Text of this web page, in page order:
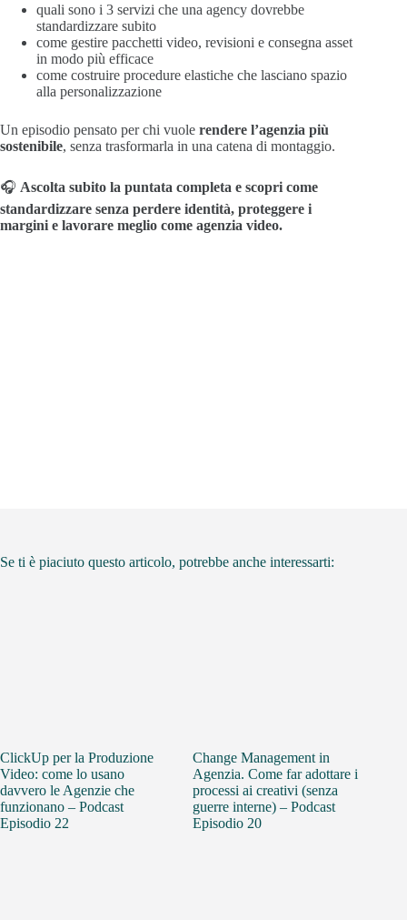
quali sono i 3 servizi che una agency dovrebbe
standardizzare subito
come gestire pacchetti video, revisioni e consegna asset
in modo più efficace
come costruire procedure elastiche che lasciano spazio
alla personalizzazione
Un episodio pensato per chi vuole rendere l’agenzia più
sostenibile, senza trasformarla in una catena di montaggio.
🎧 Ascolta subito la puntata completa e scopri come
standardizzare senza perdere identità, proteggere i
margini e lavorare meglio come agenzia video.
Se ti è piaciuto questo articolo, potrebbe anche interessarti:
ClickUp per la Produzione
Video: come lo usano
davvero le Agenzie che
funzionano – Podcast
Episodio 22
Change Management in
Agenzia. Come far adottare i
processi ai creativi (senza
guerre interne) – Podcast
Episodio 20